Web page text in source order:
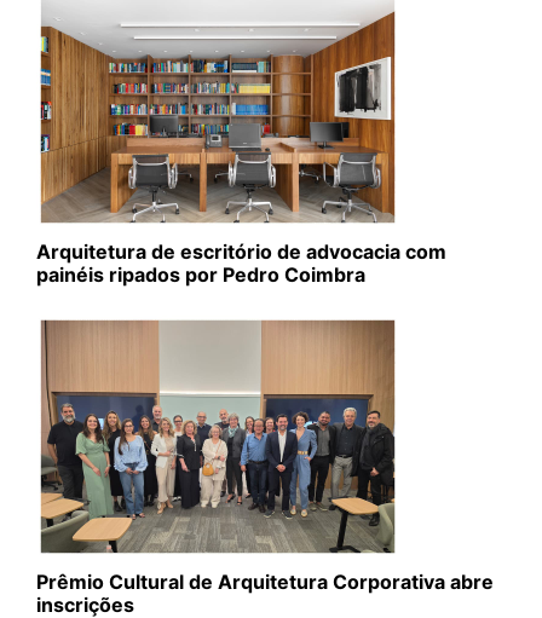
Arquitetura de escritório de advocacia com
painéis ripados por Pedro Coimbra
Prêmio Cultural de Arquitetura Corporativa abre
inscrições